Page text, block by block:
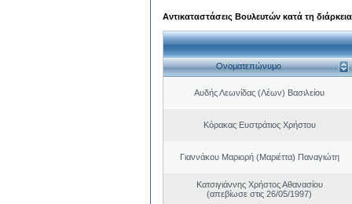
Αντικαταστάσεις Βουλευτών κατά τη
Ονοματεπώνυμο
Αυδής Λεωνίδας (Λέων) Βασιλείου
Κόρακας Ευστράτιος Χρήστου
Γιαννάκου Μαριορή (Μαριέττα) Παναγιώτη
Κατσιγιάννης Χρήστος Αθανασίου
(απεβίωσε στις 26/05/1997)